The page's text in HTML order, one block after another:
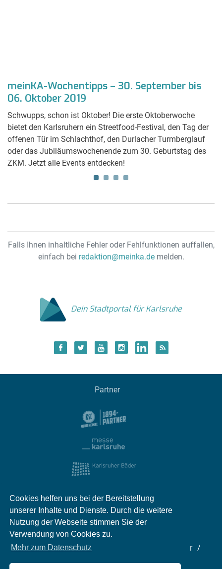
Cookies helfen uns bei der Bereitstellung
unserer Inhalte und Dienste. Durch die weitere
Nutzung der Webseite stimmen Sie der
Verwendung von Cookies zu.
Mehr zum Datenschutz
meinKA-Wochentipps – 30. September bis
06. Oktober 2019
Schwupps, schon ist Oktober! Die erste Oktoberwoche
bietet den Karlsruhern ein Streetfood-Festival, den Tag der
offenen Tür im Schlachthof, den Durlacher Turmberglauf
oder das Jubiläumswochenende zum 30. Geburtstag des
ZKM. Jetzt alle Events entdecken!
Falls Ihnen inhaltliche Fehler oder Fehlfunktionen auffallen,
einfach bei redaktion@meinka.demelden.
Dein Stadtportal für Karlsruhe
Partner
Impressum Kontakt
Partner